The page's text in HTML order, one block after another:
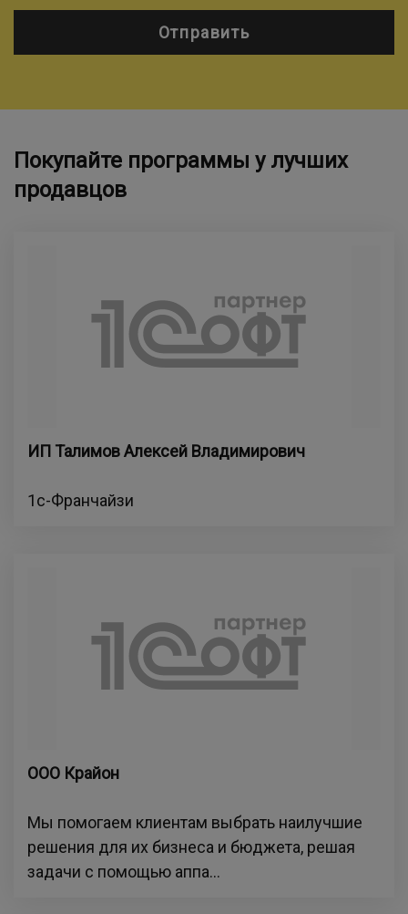
Отправить
Покупайте программы у лучших
продавцов
ИП Талимов Алексей Владимирович
1с-Франчайзи
ООО Крайон
Мы помогаем клиентам выбрать наилучшие
решения для их бизнеса и бюджета, решая
задачи с помощью аппа...